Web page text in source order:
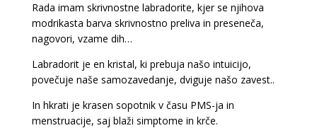
Rada imam skrivnostne labradorite, kjer se njihova
modrikasta barva skrivnostno preliva in preseneča,
nagovori, vzame dih…
Labradorit je en kristal, ki prebuja našo intuicijo,
povečuje naše samozavedanje, dviguje našo zavest..
In hkrati je krasen sopotnik v času PMS-ja in
menstruacije, saj blaži simptome in krče.